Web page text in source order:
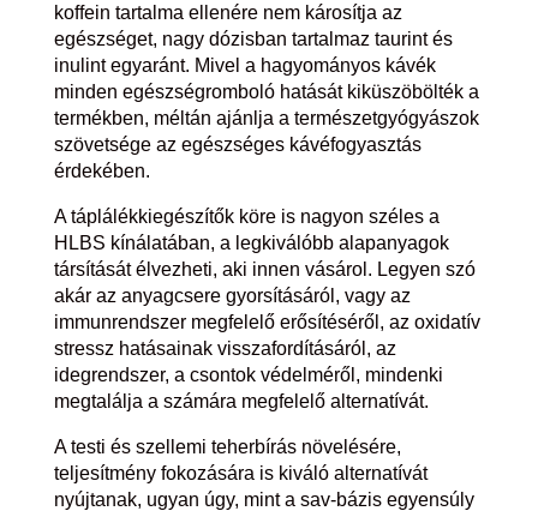
koffein tartalma ellenére nem károsítja az
egészséget, nagy dózisban tartalmaz taurint és
inulint egyaránt. Mivel a hagyományos kávék
minden egészségromboló hatását kiküszöbölték a
termékben, méltán ajánlja a természetgyógyászok
szövetsége az egészséges kávéfogyasztás
érdekében.
A táplálékkiegészítők köre is nagyon széles a
HLBS kínálatában, a legkiválóbb alapanyagok
társítását élvezheti, aki innen vásárol. Legyen szó
akár az anyagcsere gyorsításáról, vagy az
immunrendszer megfelelő erősítéséről, az oxidatív
stressz hatásainak visszafordításáról, az
idegrendszer, a csontok védelméről, mindenki
megtalálja a számára megfelelő alternatívát.
A testi és szellemi teherbírás növelésére,
teljesítmény fokozására is kiváló alternatívát
nyújtanak, ugyan úgy, mint a sav-bázis egyensúly